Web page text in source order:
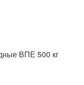
ВПЕ 500 кг